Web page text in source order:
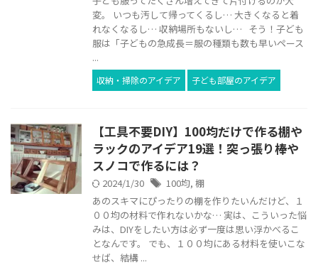
変。 いつも汚して帰ってくるし… 大きくなると着
れなくなるし… 収納場所もないし… そう！子ども
服は「子どもの急成長＝服の種類も数も早いペース
...
収納・掃除のアイデア 子ども部屋のアイデア
【工具不要DIY】100均だけで作る棚や
ラックのアイデア19選！突っ張り棒や
スノコで作るには？
2024/1/30 100均, 棚
あのスキマにぴったりの棚を作りたいんだけど、１
００均の材料で作れないかな… 実は、こういった悩
みは、DIYをしたい方は必ず一度は思い浮かべるこ
となんです。 でも、１００均にある材料を使いこな
せば、結構 ...